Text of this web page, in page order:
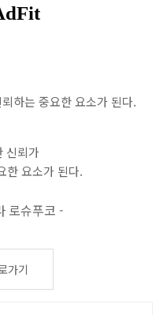
신뢰가
한 요소가 된다.
로슈푸코 -
가기